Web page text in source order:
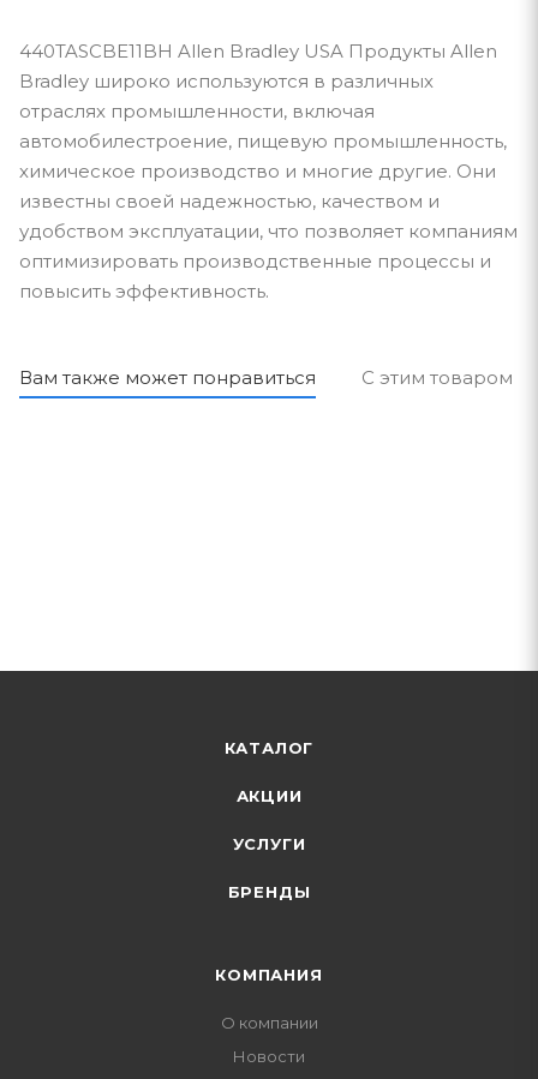
440TASCBE11BH Allen Bradley USA Продукты Allen
Bradley широко используются в различных
отраслях промышленности, включая
автомобилестроение, пищевую промышленность,
химическое производство и многие другие. Они
известны своей надежностью, качеством и
удобством эксплуатации, что позволяет компаниям
оптимизировать производственные процессы и
повысить эффективность.
Вам также может понравиться С этим товаром
КАТАЛОГ
АКЦИИ
УСЛУГИ
БРЕНДЫ
КОМПАНИЯ
О компании
Новости